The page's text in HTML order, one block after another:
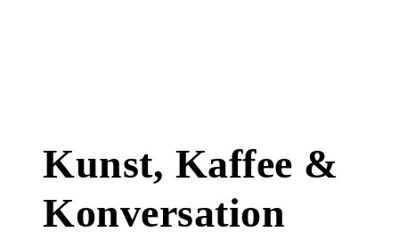
Kunst, Kaffee &
Konversation